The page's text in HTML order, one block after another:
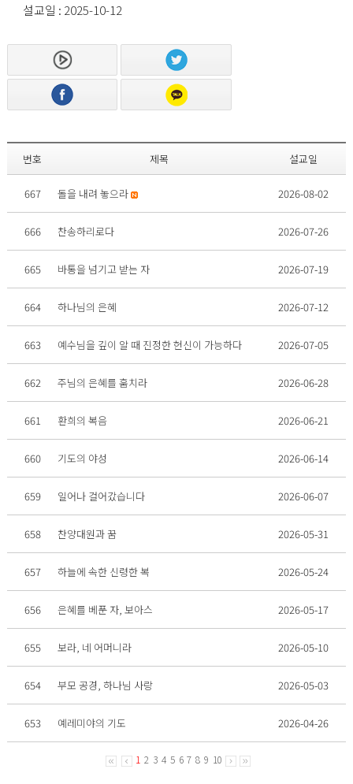
설교일 : 2025-10-12
번호 제목 설교일
667 돌을 내려 놓으라 2026-08-02
666 찬송하리로다 2026-07-26
665 바통을 넘기고 받는 자 2026-07-19
664 하나님의 은혜 2026-07-12
663 예수님을 깊이 알 때 진정한 헌신이 가능하다 2026-07-05
662 주님의 은혜를 훔치라 2026-06-28
661 환희의 복음 2026-06-21
660 기도의 야성 2026-06-14
659 일어나 걸어갔습니다 2026-06-07
658 찬양대원과 꿈 2026-05-31
657 하늘에 속한 신령한 복 2026-05-24
656 은혜를 베푼 자, 보아스 2026-05-17
655 보라, 네 어머니라 2026-05-10
654 부모 공경, 하나님 사랑 2026-05-03
653 예레미야의 기도 2026-04-26
1 2 3 4 5 6 7 8 9 10